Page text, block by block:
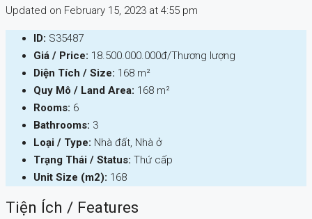
Updated on February 15, 2023 at 4:55 pm
ID: S35487
Giá / Price: 18.500.000.000đ/Thương lượng
Diện Tích / Size: 168 m²
Quy Mô / Land Area: 168 m²
Rooms: 6
Bathrooms: 3
Loại / Type: Nhà đất, Nhà ở
Trạng Thái / Status: Thứ cấp
Unit Size (m2): 168
Tiện Ích / Features